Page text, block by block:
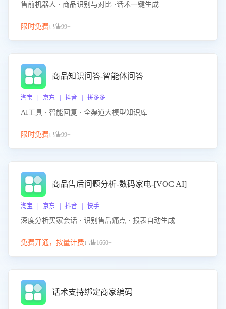
售前机器人 · 商品识别与对比 ·话术一键生成
限时免费已售99+
商品知识问答-智能体问答
淘宝 | 京东 | 抖音 | 拼多多
AI工具 · 智能回复 · 全渠道大模型知识库
限时免费已售99+
商品售后问题分析-数码家电-[VOC AI]
淘宝 | 京东 | 抖音 | 快手
深度分析买家会话 · 识别售后痛点 · 报表自动生成
免费开通，按量计费已售1660+
话术支持绑定商家编码